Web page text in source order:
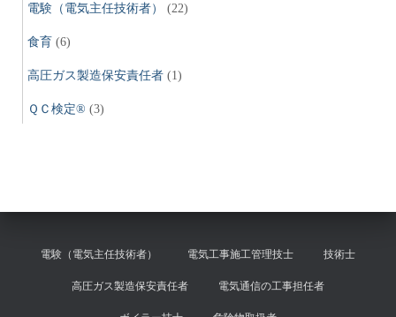
電験（電気主任技術者） (22)
食育 (6)
高圧ガス製造保安責任者 (1)
ＱＣ検定® (3)
電験（電気主任技術者） 電気工事施工管理技士 技術士
高圧ガス製造保安責任者 電気通信の工事担任者